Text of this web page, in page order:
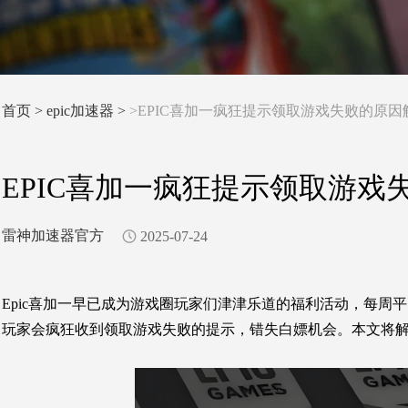
首页 > epic加速器 > >EPIC喜加一疯狂提示领取游戏失败的原
EPIC喜加一疯狂提示领取游戏
雷神加速器官方 2025-07-24
Epic喜加一早已成为游戏圈玩家们津津乐道的福利活动 ，每周
玩家会疯狂收到领取游戏失败的提示 ， 错失白嫖机会。本文将